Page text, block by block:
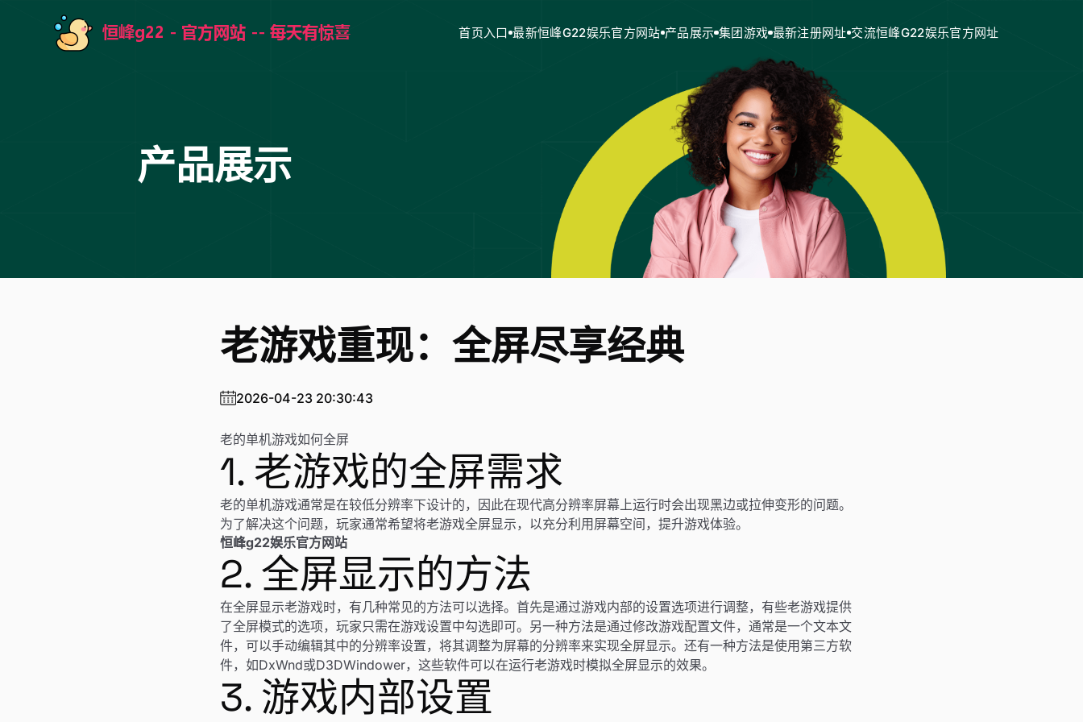
首页入口 最新恒峰G22娱乐官方网站 产品展示 集团游戏 最新注册网址 交流恒峰G22娱乐官方网址
产品展示
老游戏重现：全屏尽享经典
2026-04-23 20:30:43
老的单机游戏如何全屏
1. 老游戏的全屏需求
老的单机游戏通常是在较低分辨率下设计的，因此在现代高分辨率屏幕上运行时会出现黑边或拉伸变形的问题。
为了解决这个问题，玩家通常希望将老游戏全屏显示，以充分利用屏幕空间，提升游戏体验。
恒峰g22娱乐官方网站
2. 全屏显示的方法
在全屏显示老游戏时，有几种常见的方法可以选择。首先是通过游戏内部的设置选项进行调整，有些老游戏提供
了全屏模式的选项，玩家只需在游戏设置中勾选即可。另一种方法是通过修改游戏配置文件，通常是一个文本文
件，可以手动编辑其中的分辨率设置，将其调整为屏幕的分辨率来实现全屏显示。还有一种方法是使用第三方软
件，如DxWnd或D3DWindower，这些软件可以在运行老游戏时模拟全屏显示的效果。
3. 游戏内部设置